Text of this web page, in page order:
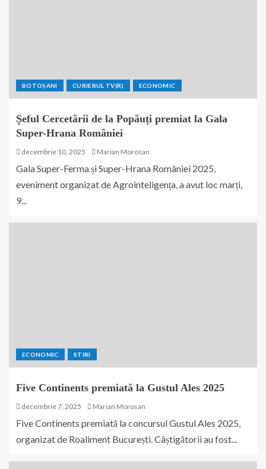
BOTOȘANI CURIERUL TV(R) ECONOMIC
Șeful Cercetării de la Popăuți premiat la Gala
Super-Hrana României
decembrie 10, 2025 Marian Morosan
Gala Super-Ferma și Super-Hrana României 2025,
eveniment organizat de Agrointeligența, a avut loc marți,
9...
ECONOMIC STIRI
Five Continents premiată la Gustul Ales 2025
decembrie 7, 2025 Marian Morosan
Five Continents premiată la concursul Gustul Ales 2025,
organizat de Roaliment București. Câștigătorii au fost...